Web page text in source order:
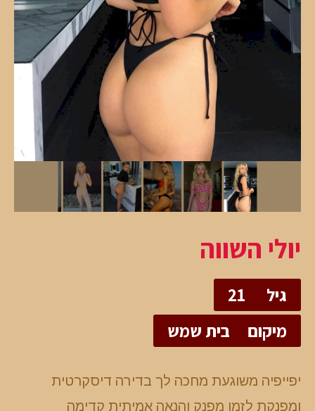
יולי השווה
גיל
21
מיקום
בית שמש
יפייפיה משוגעת מחכה לך בדירה דיסקרטית
ומפנקת לזמן מפנק והנאה אמיתית קדימה